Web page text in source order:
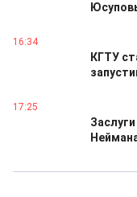
16:34
КГТУ
17:25